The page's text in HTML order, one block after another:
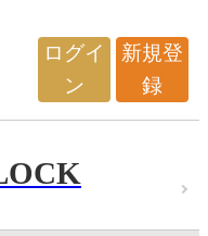
ログイ
ン
新規登
録